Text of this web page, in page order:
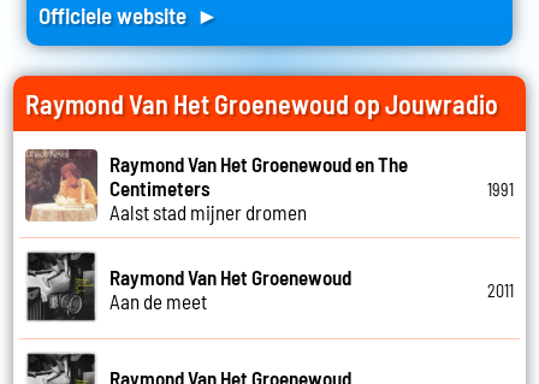
Officiele website ►
Raymond Van Het Groenewoud op Jouwradio
Raymond Van Het Groenewoud en The
Centimeters
Aalst stad mijner dromen
1991
Raymond Van Het Groenewoud
Aan de meet
2011
Raymond Van Het Groenewoud